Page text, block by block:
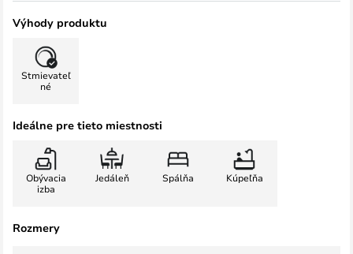
Výhody produktu
Stmievateľ
né
Ideálne pre tieto miestnosti
Obývacia
izba
Jedáleň Spálňa Kúpeľňa
Rozmery